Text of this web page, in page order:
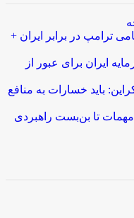
ترامپ در برابر ایران +
ایران برای عبور از
باید خسارات به منافع
مهمات تا بن‌بست راهبردی